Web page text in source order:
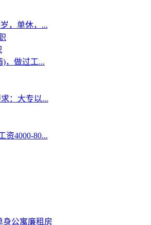
，单休，...
)，做过工...
：大专以...
资4000-80...